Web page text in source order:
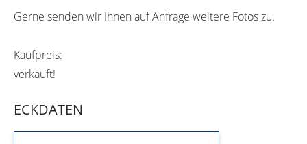
Gerne senden wir Ihnen auf Anfrage weitere Fotos zu.
Kaufpreis:
verkauft!
ECKDATEN